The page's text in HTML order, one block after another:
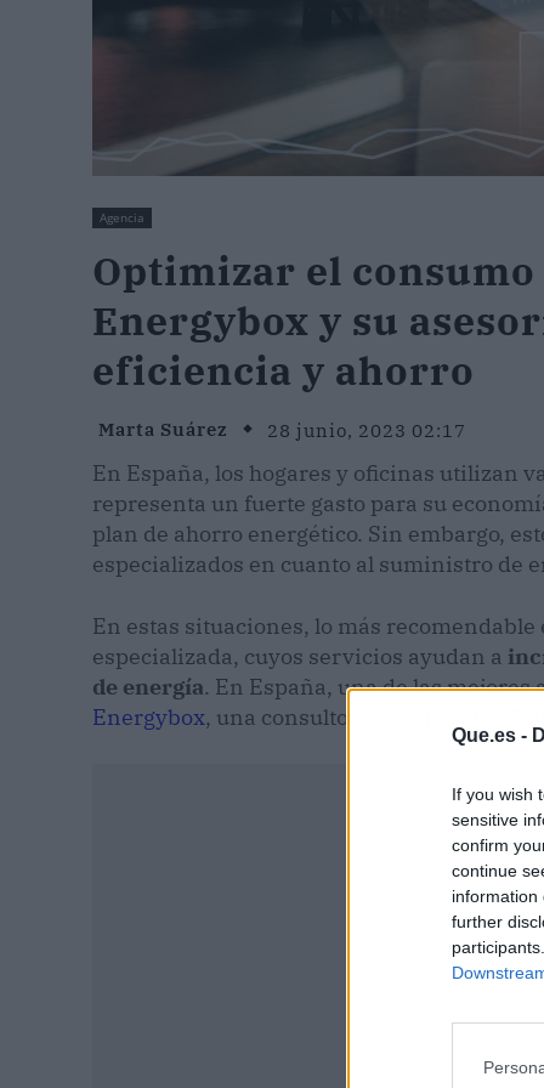
Que.es -
If you wish
sensitive
confirm
continue
information
further
Agencia
Optimizar el
Energybox y su
eficiencia y ahorro
Marta Suárez 28 junio, 2023 02:17
En España, los hogares y oficinas utilizan
representa un fuerte gasto para su
plan de ahorro energético. Sin embargo,
especializados en cuanto al suministro de
En estas situaciones, lo más recomendable
especializada, cuyos servicios ayudan a
de energía. En España, una de las
Energybox, una consultora con